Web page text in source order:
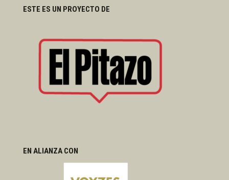
ESTE ES UN PROYECTO DE
EN ALIANZA CON